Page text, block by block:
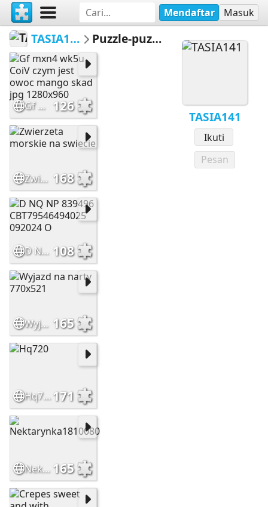
Mendaftar Masuk
TASIA141
Ikuti
Pesan
TASIA141 Puzzle-puzzle
Gf mxn4 wk5u CoiV czym jest owoc mango skad jpg 1280x960 126
Zwierzeta morskie na swiecie 168
D NQ NP 839496 CBT79546494025 092024 O 108
Wyjazd na narty 770x521 165
Hq720 171
Nektarynka1810080 165